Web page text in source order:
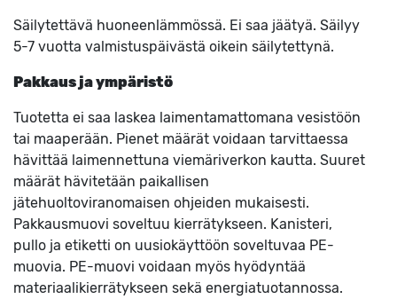
Säilytettävä huoneenlämmössä. Ei saa jäätyä. Säilyy
5-7 vuotta valmistuspäivästä oikein säilytettynä.
Pakkaus ja ympäristö
Tuotetta ei saa laskea laimentamattomana vesistöön
tai maaperään. Pienet määrät voidaan tarvittaessa
hävittää laimennettuna viemäriverkon kautta. Suuret
määrät hävitetään paikallisen
jätehuoltoviranomaisen ohjeiden mukaisesti.
Pakkausmuovi soveltuu kierrätykseen. Kanisteri,
pullo ja etiketti on uusiokäyttöön soveltuvaa PE-
muovia. PE-muovi voidaan myös hyödyntää
materiaalikierrätykseen sekä energiatuotannossa.